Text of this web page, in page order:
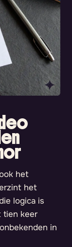
het
het
logica is
tien keer
in